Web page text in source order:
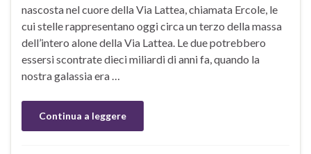
nascosta nel cuore della Via Lattea, chiamata Ercole, le
cui stelle rappresentano oggi circa un terzo della massa
dell’intero alone della Via Lattea. Le due potrebbero
essersi scontrate dieci miliardi di anni fa, quando la
nostra galassia era …
Continua a leggere